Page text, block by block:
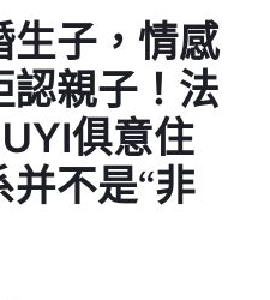
生子，情感
認親子！法
俱意住
不是“非